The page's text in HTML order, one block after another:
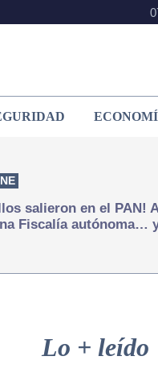
salieron en el PAN!
Fiscalía autónoma…
Sidebar
Lo + leído